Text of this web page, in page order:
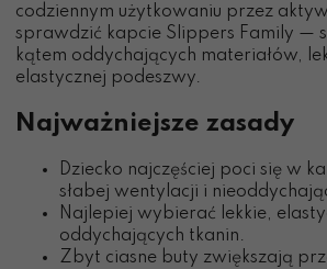
codziennym użytkowaniu przez
sprawdzić kapcie Slippers Family —
kątem oddychających materiałów,
elastycznej podeszwy.
Najważniejsze zasady
Dziecko najczęściej poci się w
słabej wentylacji i
Najlepiej wybierać lekkie,
oddychających tkanin.
Zbyt ciasne buty zwiększają